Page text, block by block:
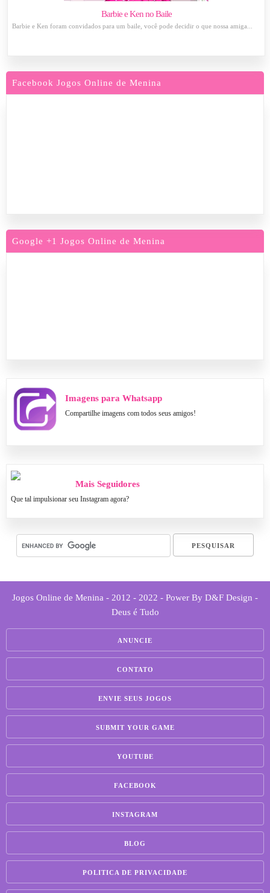
Barbie e Ken no Baile
Barbie e Ken foram convidados para um baile, você pode decidir o que nossa amiga...
Facebook Jogos Online de Menina
Google +1 Jogos Online de Menina
Imagens para Whatsapp
Compartilhe imagens com todos seus amigos!
Mais Seguidores
Que tal impulsionar seu Instagram agora?
Jogos Online de Menina - 2012 - 2022 - Power By D&F Design -
Deus é Tudo
ANUNCIE
CONTATO
ENVIE SEUS JOGOS
SUBMIT YOUR GAME
YOUTUBE
FACEBOOK
INSTAGRAM
BLOG
POLITICA DE PRIVACIDADE